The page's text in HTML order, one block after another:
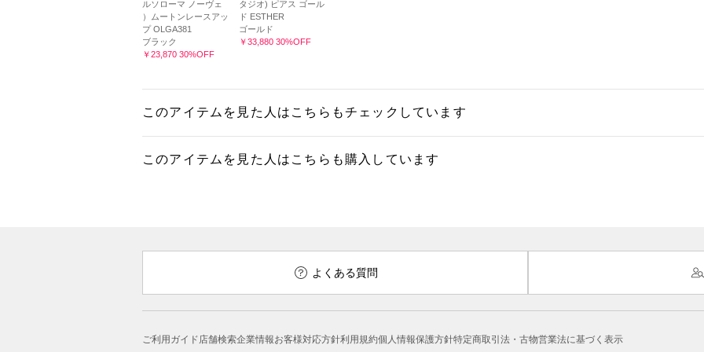
ルソローマ ノーヴェ
）ムートンレースアッ
プ OLGA381
ブラック
￥23,870 30%OFF
タジオ) ピアス ゴール
ド ESTHER
ゴールド
￥33,880 30%OFF
このアイテムを見た人はこちらもチェックしています
このアイテムを見た人はこちらも購入しています
よくある質問
ご利用ガイド店舗検索企業情報お客様対応方針利用規約個人情報保護方針特定商取引法・古物営業法に基づく表示